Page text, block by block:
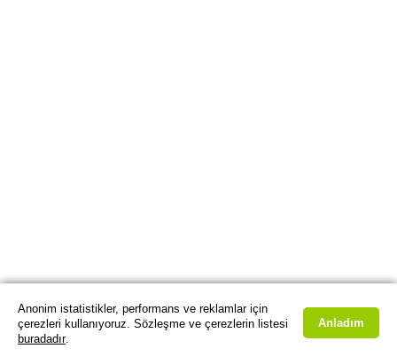
Anonim istatistikler, performans ve reklamlar için
çerezleri kullanıyoruz. Sözleşme ve çerezlerin listesi
buradadır.
Anladım